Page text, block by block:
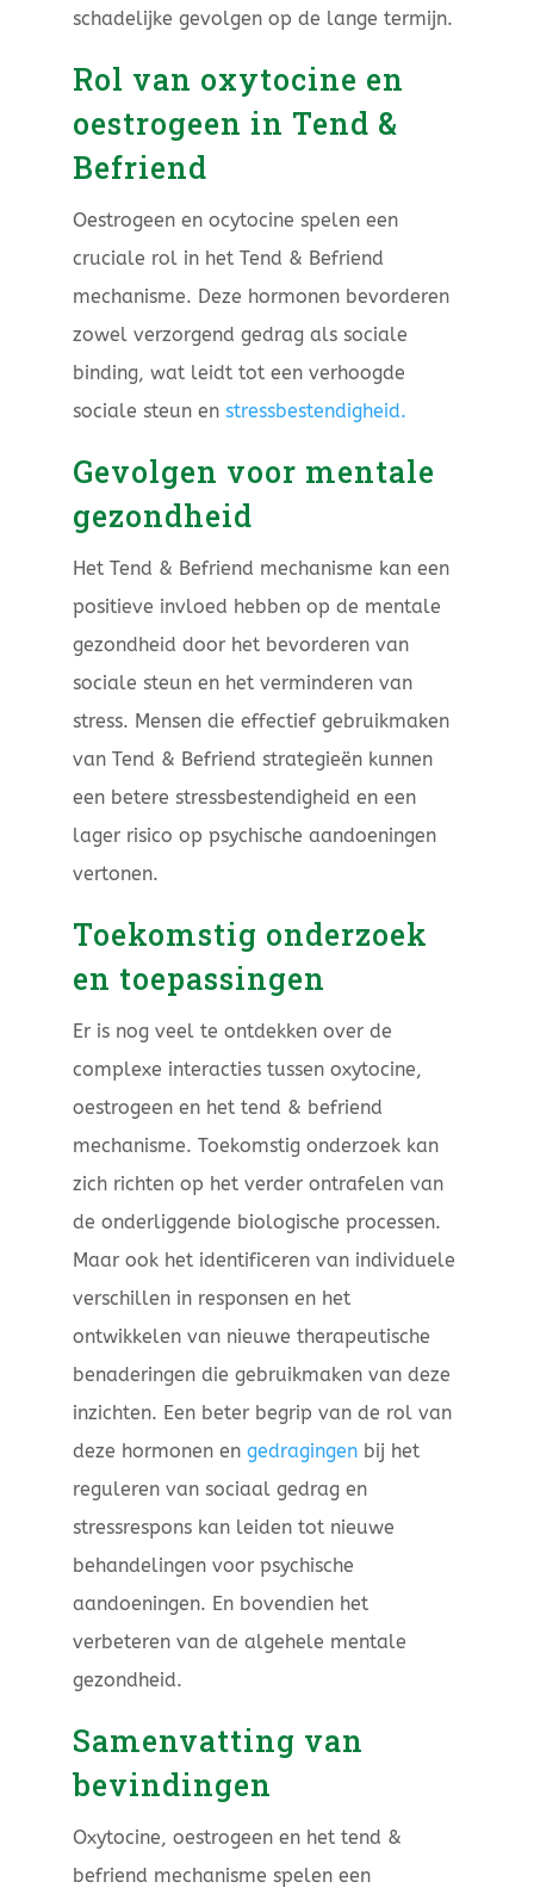
schadelijke gevolgen op de lange termijn.
Rol van oxytocine en
oestrogeen in Tend &
Befriend
Oestrogeen en ocytocine spelen een
cruciale rol in het Tend & Befriend
mechanisme. Deze hormonen bevorderen
zowel verzorgend gedrag als sociale
binding, wat leidt tot een verhoogde
sociale steun en stressbestendigheid.
Gevolgen voor mentale
gezondheid
Het Tend & Befriend mechanisme kan een
positieve invloed hebben op de mentale
gezondheid door het bevorderen van
sociale steun en het verminderen van
stress. Mensen die effectief gebruikmaken
van Tend & Befriend strategieën kunnen
een betere stressbestendigheid en een
lager risico op psychische aandoeningen
vertonen.
Toekomstig onderzoek
en toepassingen
Er is nog veel te ontdekken over de
complexe interacties tussen oxytocine,
oestrogeen en het tend & befriend
mechanisme. Toekomstig onderzoek kan
zich richten op het verder ontrafelen van
de onderliggende biologische processen.
Maar ook het identificeren van individuele
verschillen in responsen en het
ontwikkelen van nieuwe therapeutische
benaderingen die gebruikmaken van deze
inzichten. Een beter begrip van de rol van
deze hormonen en gedragingenbij het
reguleren van sociaal gedrag en
stressrespons kan leiden tot nieuwe
behandelingen voor psychische
aandoeningen. En bovendien het
verbeteren van de algehele mentale
gezondheid.
Samenvatting van
bevindingen
Oxytocine, oestrogeen en het tend &
befriend mechanisme spelen een